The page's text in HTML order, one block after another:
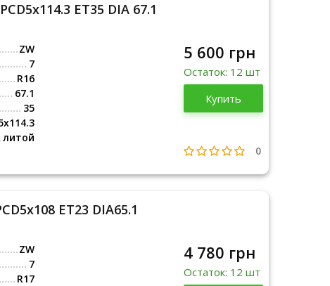
ET35 DIA 67.1
ZW
7
R16
67.1
35
литой
5 600 грн
Остаток: 12 шт
Купить
0
ET23 DIA65.1
ZW
7
R17
4 780 грн
Остаток: 12 шт